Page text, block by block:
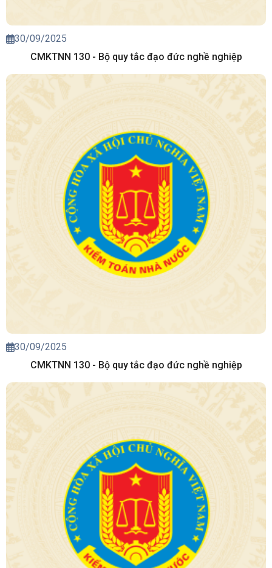
30/09/2025
CMKTNN 130 - Bộ quy tắc đạo đức nghề nghiệp
30/09/2025
CMKTNN 130 - Bộ quy tắc đạo đức nghề nghiệp